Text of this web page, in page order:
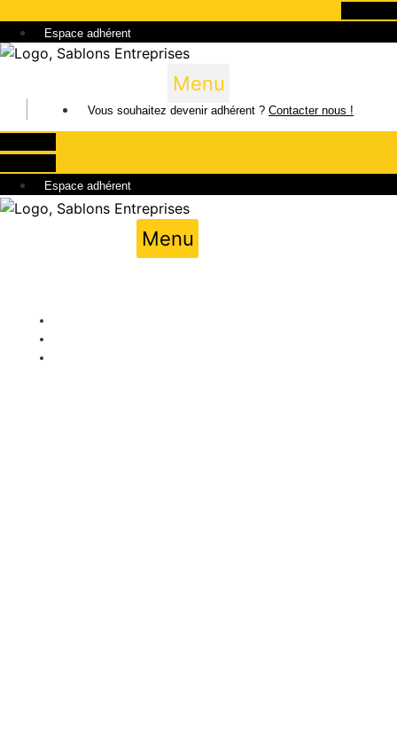
contenu
Espace adhérent
Menu
Vous souhaitez devenir adhérent ? Contacter nous !
Espace adhérent
Menu